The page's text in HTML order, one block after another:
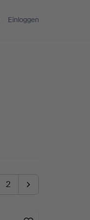
Einloggen
2